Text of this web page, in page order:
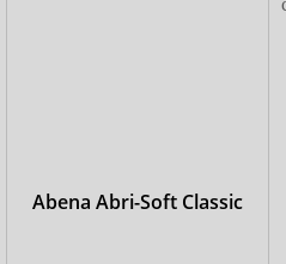
Abena Abri-Soft Classic